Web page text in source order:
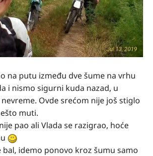
na putu između dve šume na vrhu
i nismo sigurni kuda nazad, u
Ovde srećom nije još stiglo
muti.
pao ali Vlada se razigrao, hoće
bal, idemo ponovo kroz šumu samo